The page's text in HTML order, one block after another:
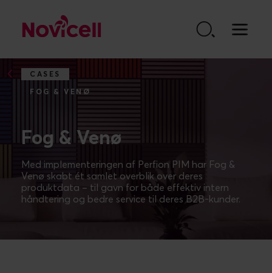
CASES
FOG & VENØ
Fog & Venø
Med implementeringen af Perfion PIM har Fog &
Venø skabt ét samlet overblik over deres
produktdata – til gavn for både effektiv intern
håndtering og bedre service til deres B2B-kunder.